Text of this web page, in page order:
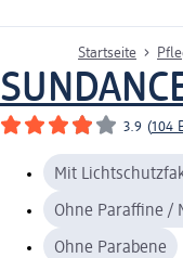
Startseite
3.9 (104
Mit
Ohne Paraffine /
Ohne Parabene